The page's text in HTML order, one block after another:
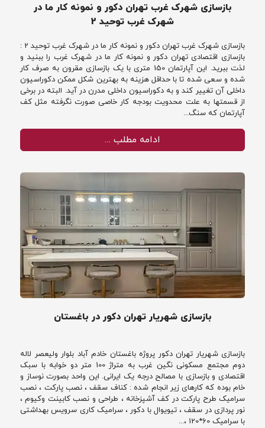
بازسازی شهرک غرب تهران دکور و نمونه کار ما در
شهرک غرب توحید 2
بازسازی شهرک غرب تهران دکور و نمونه کار ما در شهرک غرب توحید 2 :
بازسازی اقتصادی تهران دکور و نمونه کار ما در شهرک غرب را ببنید و
لذت ببرید. این آپارتمان 150 متری با یک بازسازی مقرون به صرف کار
شده و سعی شده تا با حداقل هزینه به بهترین شکل ممکن دکوراسیون
داخلی آن تغییر کند و به دکوراسیون داخلی مدرن در آید. البته در برخی
از قسمتها به علت محدویت بودجه کار خاصی صورت نگرفته مثل کف
آپارتمان که سنگ...
ادامه مطلب …
بازسازی شهریار تهران دکور در باغستان
بازسازی شهریار تهران دکور پروژه باغستان خادم آباد بلوار ولیعصر لاله
دوم مجتمع مسکونی نگین غرب به متراژ 100 متر دو خوابه با سبک
اقتصادی و بازسازی با مصالح درجه یک ایرانی. این واحد بصورت نوساز و
خام بوده که کارهای زیر انجام شده : کناف سقف ، نصب پارکت ، نصب
سرامیک طرح پارکت در کف آشپزخانه ، طراحی و نصب کابینت وکیوم ،
نور پردازی در سقف ، تیویوال با دکور ، سرامیک کاری سرویس بهداشتی
با سرامیک 60*120 ،...